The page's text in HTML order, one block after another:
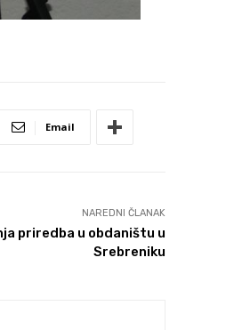
Email
NAREDNI ČLANAK
priredba u obdaništu u
Srebreniku